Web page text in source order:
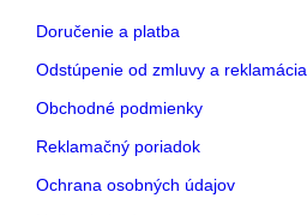
Doručenie a platba
Odstúpenie od zmluvy a reklamácia
Obchodné podmienky
Reklamačný poriadok
Ochrana osobných údajov